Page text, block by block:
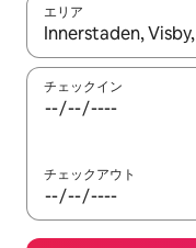
エリア
検索結果が表示され
チェックイン
チェックアウト